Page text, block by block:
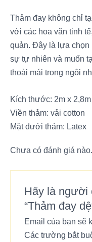
Thảm đay không chỉ
với các hoa văn tinh
quản. Đây là lựa
sự tự nhiên và muốn
thoải mái trong ngôi
Kích thước: 2m x 2,8m
Viền thảm: vải cotton
Mặt dưới thảm: Latex
Chưa có đánh giá nào.
Hãy là người
“Thảm đay
Email của bạn sẽ
Các trường bắt